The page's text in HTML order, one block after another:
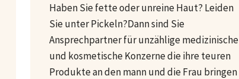
Haben Sie fette oder unreine Haut? Leiden
Sie unter Pickeln?Dann sind Sie
Ansprechpartner für unzählige medizinische
und kosmetische Konzerne die ihre teuren
Produkte an den mann und die Frau bringen